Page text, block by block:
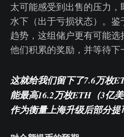
太可能感受到出售的压力
水下（出于亏损状态）。
趋势，这组储户更有可能
他们积累的奖励，并等待下
这就给我们留下了7.6万枚
能最高16.2万枚ETH（3亿
作为衡量上海升级后部分提